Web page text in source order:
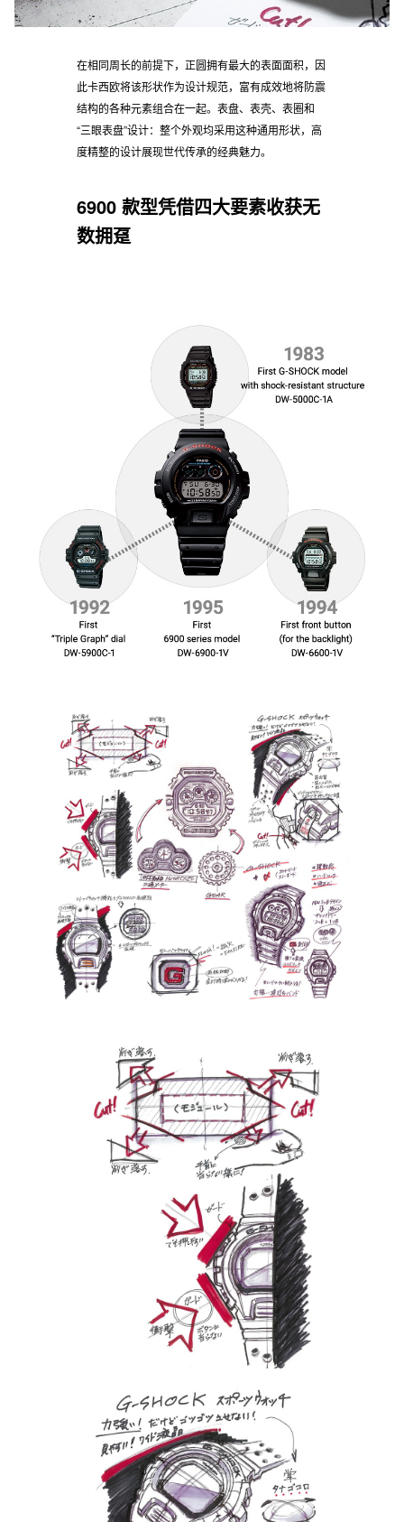
在相同周长的前提下，正圆拥有最大的表面面积，因
此卡西欧将该形状作为设计规范，富有成效地将防震
结构的各种元素组合在一起。表盘、表壳、表圈和
“三眼表盘”设计：整个外观均采用这种通用形状，高
度精整的设计展现世代传承的经典魅力。
6900 款型凭借四大要素收获无
数拥趸